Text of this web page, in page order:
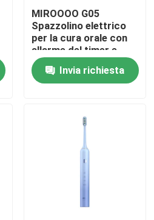
MIROOOO G05
Spazzolino elettrico
per la cura orale con
allarme del timer e
ricarica wireless
Invia richiesta